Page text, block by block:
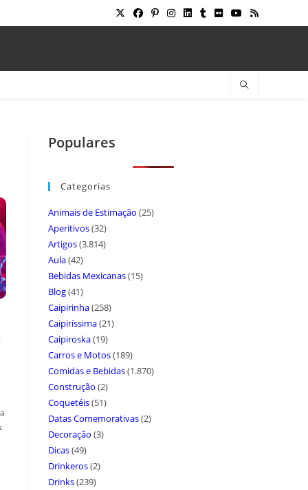
Populares
Categorias
Animais de Estimação (25)
Aperitivos(32)
Artigos(3.814)
Aula(42)
Bebidas Mexicanas(15)
Blog(41)
Caipirinha(258)
Caipiríssima(21)
Caipiroska(19)
Carros e Motos(189)
Comidas e Bebidas(1.870)
Construção (2)
Coquetéis(51)
Datas Comemorativas(2)
Decoração (3)
Dicas(49)
Drinkeros(2)
Drinks(239)